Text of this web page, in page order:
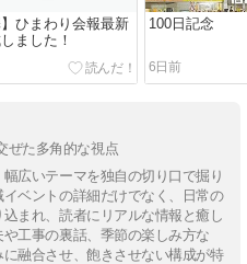
】ひまわり会報最新
ました！
100日記念
6日前
ぜた多角的な視点
広いテーマを独自の切り口で掘り
ベントの詳細だけでなく、日常の
まれ、読者にリアルな情報と癒し
工事の裏話、季節の楽しみ方な
融合させ、飽きさせない構成が特